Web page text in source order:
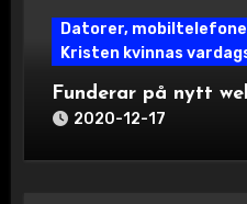
Datorer,
Kristen kvinnas
Funderar på nytt
2020-12-17